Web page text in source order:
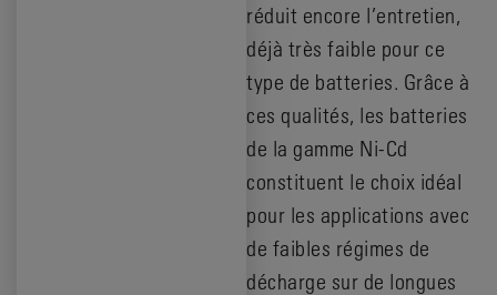
réduit encore l’entretien,
déjà très faible pour ce
type de batteries. Grâce à
ces qualités, les batteries
de la gamme Ni-Cd
constituent le choix idéal
pour les applications avec
de faibles régimes de
décharge sur de longues